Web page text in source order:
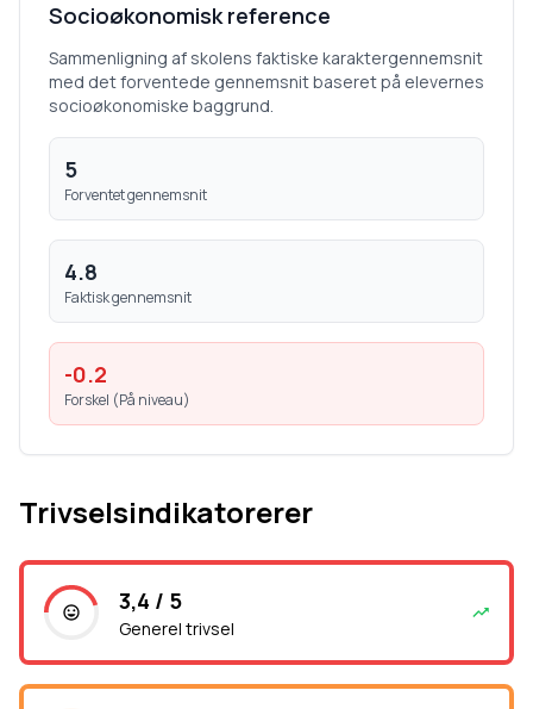
Socioøkonomisk reference
Sammenligning af skolens faktiske karaktergennemsnit
med det forventede gennemsnit baseret på elevernes
socioøkonomiske baggrund.
5
Forventet gennemsnit
4.8
Faktisk gennemsnit
-0.2
Forskel (På niveau)
Trivselsindikatorerer
3,4 / 5
Generel trivsel